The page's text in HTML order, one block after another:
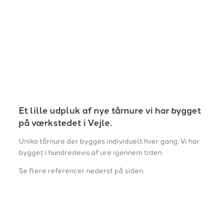
Et lille udpluk af nye tårnure vi har bygget
på værkstedet i Vejle.
Unika tårnure der bygges individuelt hver gang. Vi har
bygget i hundredevis af ure igennem tiden.
Se flere referencer nederst på siden.